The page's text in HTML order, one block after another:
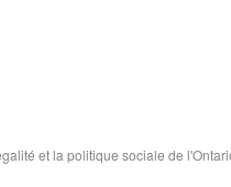
et la politique sociale de